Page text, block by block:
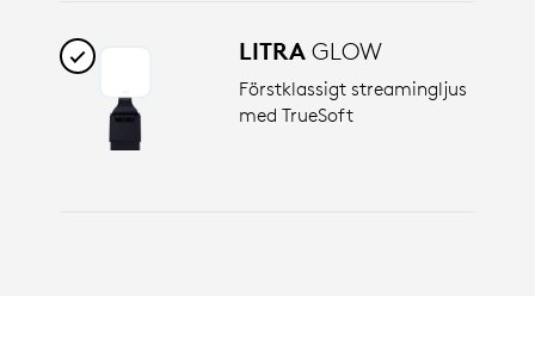
LITRA GLOW
Förstklassigt streamingljus
med TrueSoft